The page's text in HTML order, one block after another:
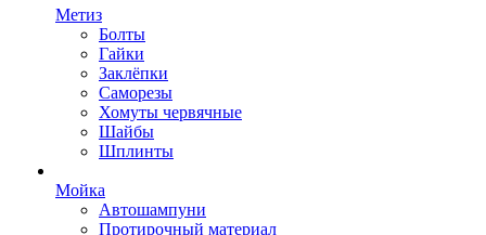
Метиз
Болты
Гайки
Заклёпки
Саморезы
Хомуты червячные
Шайбы
Шплинты
Мойка
Автошампуни
Протирочный материал